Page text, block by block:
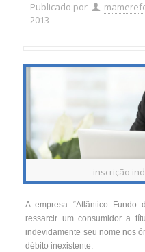
Publicado por
2013
inscrição
A empresa “Atlântico Fundo
ressarcir um consumidor a
indevidamente seu nome nos
débito inexistente.